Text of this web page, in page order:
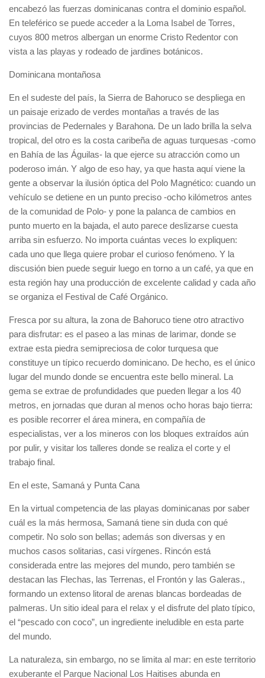
encabezó las fuerzas dominicanas contra el dominio español.
En teleférico se puede acceder a la Loma Isabel de Torres,
cuyos 800 metros albergan un enorme Cristo Redentor con
vista a las playas y rodeado de jardines botánicos.
Dominicana montañosa
En el sudeste del país, la Sierra de Bahoruco se despliega en
un paisaje erizado de verdes montañas a través de las
provincias de Pedernales y Barahona. De un lado brilla la selva
tropical, del otro es la costa caribeña de aguas turquesas -como
en Bahía de las Águilas- la que ejerce su atracción como un
poderoso imán. Y algo de eso hay, ya que hasta aquí viene la
gente a observar la ilusión óptica del Polo Magnético: cuando un
vehículo se detiene en un punto preciso -ocho kilómetros antes
de la comunidad de Polo- y pone la palanca de cambios en
punto muerto en la bajada, el auto parece deslizarse cuesta
arriba sin esfuerzo. No importa cuántas veces lo expliquen:
cada uno que llega quiere probar el curioso fenómeno. Y la
discusión bien puede seguir luego en torno a un café, ya que en
esta región hay una producción de excelente calidad y cada año
se organiza el Festival de Café Orgánico.
Fresca por su altura, la zona de Bahoruco tiene otro atractivo
para disfrutar: es el paseo a las minas de larimar, donde se
extrae esta piedra semipreciosa de color turquesa que
constituye un típico recuerdo dominicano. De hecho, es el único
lugar del mundo donde se encuentra este bello mineral. La
gema se extrae de profundidades que pueden llegar a los 40
metros, en jornadas que duran al menos ocho horas bajo tierra:
es posible recorrer el área minera, en compañía de
especialistas, ver a los mineros con los bloques extraídos aún
por pulir, y visitar los talleres donde se realiza el corte y el
trabajo final.
En el este, Samaná y Punta Cana
En la virtual competencia de las playas dominicanas por saber
cuál es la más hermosa, Samaná tiene sin duda con qué
competir. No solo son bellas; además son diversas y en
muchos casos solitarias, casi vírgenes. Rincón está
considerada entre las mejores del mundo, pero también se
destacan las Flechas, las Terrenas, el Frontón y las Galeras.,
formando un extenso litoral de arenas blancas bordeadas de
palmeras. Un sitio ideal para el relax y el disfrute del plato típico,
el “pescado con coco”, un ingrediente ineludible en esta parte
del mundo.
La naturaleza, sin embargo, no se limita al mar: en este territorio
exuberante el Parque Nacional Los Haitises abunda en